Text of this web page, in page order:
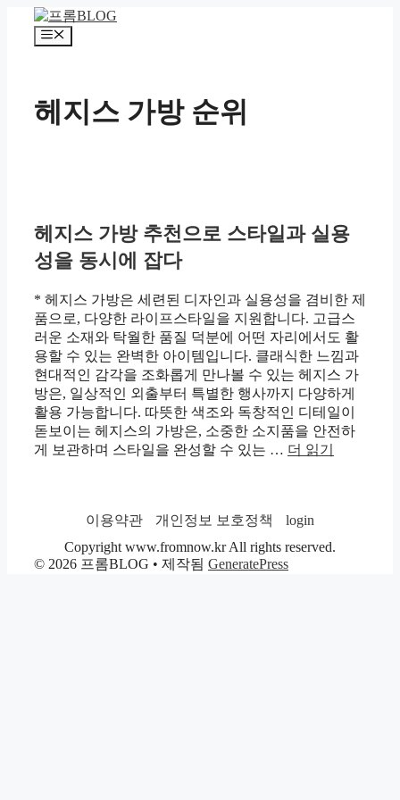
메
헤지스 가방 순위
헤지스 가방 추천으로 스타일과 실용
성을 동시에 잡다
* 헤지스 가방은 세련된 디자인과 실용성을 겸비한 제
품으로, 다양한 라이프스타일을 지원합니다. 고급스
러운 소재와 탁월한 품질 덕분에 어떤 자리에서도 활
용할 수 있는 완벽한 아이템입니다. 클래식한 느낌과
현대적인 감각을 조화롭게 만나볼 수 있는 헤지스 가
방은, 일상적인 외출부터 특별한 행사까지 다양하게
활용 가능합니다. 따뜻한 색조와 독창적인 디테일이
돋보이는 헤지스의 가방은, 소중한 소지품을 안전하
게 보관하며 스타일을 완성할 수 있는 … 더 읽기
이용약관 개인정보 보호정책
login
Copyright www.fromnow.kr All rights reserved.
© 2026 프롬BLOG • 제작됨 GeneratePress